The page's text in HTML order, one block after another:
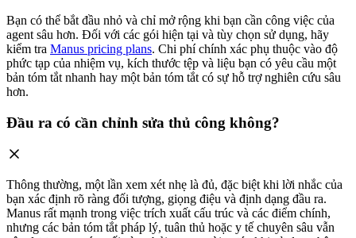
Bạn có thể bắt đầu nhỏ và chỉ mở rộng khi bạn cần công việc của
agent sâu hơn. Đối với các gói hiện tại và tùy chọn sử dụng, hãy
kiểm tra Manus pricing plans. Chi phí chính xác phụ thuộc vào độ
phức tạp của nhiệm vụ, kích thước tệp và liệu bạn có yêu cầu một
bản tóm tắt nhanh hay một bản tóm tắt có sự hỗ trợ nghiên cứu sâu
hơn.
Đầu ra có cần chỉnh sửa thủ công không?
Thông thường, một lần xem xét nhẹ là đủ, đặc biệt khi lời nhắc của
bạn xác định rõ ràng đối tượng, giọng điệu và định dạng đầu ra.
Manus rất mạnh trong việc trích xuất cấu trúc và các điểm chính,
nhưng các bản tóm tắt pháp lý, tuân thủ hoặc y tế chuyên sâu vẫn